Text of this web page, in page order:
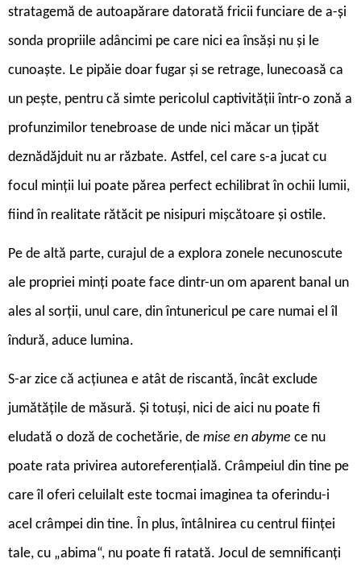
stratagemă de autoapărare datorată fricii funciare de a-și
sonda propriile adâncimi pe care nici ea însăși nu și le
cunoaște. Le pipăie doar fugar și se retrage, lunecoasă ca
un pește, pentru că simte pericolul captivității într-o zonă a
profunzimilor tenebroase de unde nici măcar un țipăt
deznădăjduit nu ar răzbate. Astfel, cel care s-a jucat cu
focul minții lui poate părea perfect echilibrat în ochii lumii,
fiind în realitate rătăcit pe nisipuri mișcătoare și ostile.
Pe de altă parte, curajul de a explora zonele necunoscute
ale propriei minți poate face dintr-un om aparent banal un
ales al sorții, unul care, din întunericul pe care numai el îl
îndură, aduce lumina.
S-ar zice că acțiunea e atât de riscantă, încât exclude
jumătățile de măsură. Și totuși, nici de aici nu poate fi
eludată o doză de cochetărie, de mise en abyme ce nu
poate rata privirea autoreferențială. Crâmpeiul din tine pe
care îl oferi celuilalt este tocmai imaginea ta oferindu-i
acel crâmpei din tine. În plus, întâlnirea cu centrul ființei
tale, cu „abima“, nu poate fi ratată. Jocul de semnificanți